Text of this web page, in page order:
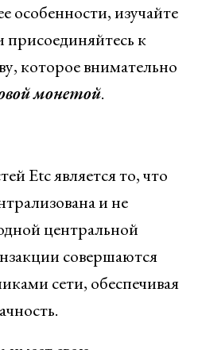
особенности, изучайте
присоединяйтесь к
которое внимательно
монетой.
Etc является то, что
и не
центральной
совершаются
сети, обеспечивая